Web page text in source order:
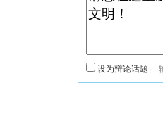
设为辩论话题